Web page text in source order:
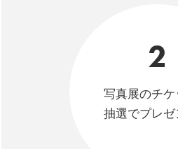
2
写真展のチケ
抽選でプレゼ